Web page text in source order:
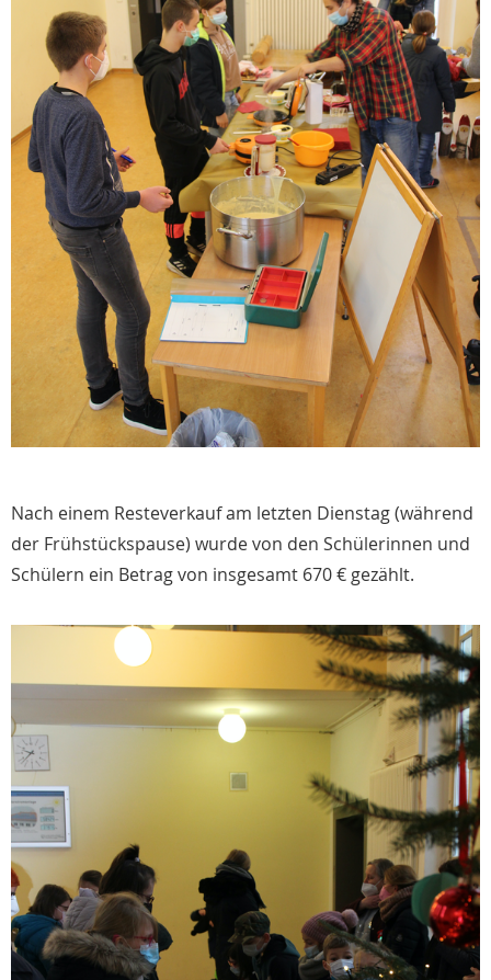
Nach einem Resteverkauf am letzten Dienstag (während
der Frühstückspause) wurde von den Schülerinnen und
Schülern ein Betrag von insgesamt 670 € gezählt.